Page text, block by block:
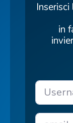
in